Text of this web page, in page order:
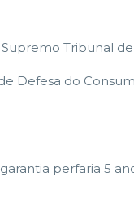
Tribunal de
Defesa do
perfaria 5